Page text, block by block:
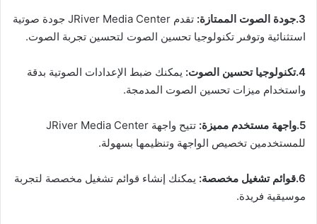
3.جودة الصوت الممتازة:
تقدم JRiver Media Center جودة صوتية
استثنائية وتوفىر تكنولوجيا تحسين الصوت لتحسين تجربة الصوت.
4.تكنولوجيا تحسين الصوت:
يمكنك ضبط الإعدادات الصوتية بدقة
واستخدام ميزات تحسين الصوت المدمجة.
5.واجهة مستخدم مميزة:
تتيح واجهة JRiver Media Center
للمستخدمين تخصيص الواجهة وتنظيمها بسهولة.
6.قوائم تشغيل مخصصة:
يمكنك إنشاء قوائم تشغيل مخصصة لتجربة
موسيقية فريدة.